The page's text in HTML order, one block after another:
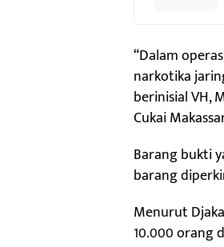
“Dalam
narkotika
berinisial VH,
Cukai
Barang bukti
barang
Menurut
10.000 orang